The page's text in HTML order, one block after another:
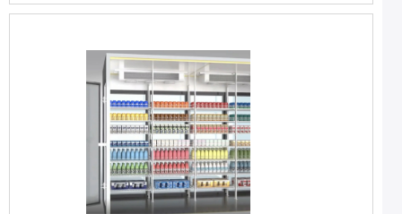
produtos de alto padrão, a empresa conta com
em bom estado, conquistando então a confiança de
todos.A Nova Instruments é uma empresa que tem sido
apontada de forma positiva no segmento pela
idoneidade em tudo que faz, o que garante a melhor
experiência de todos os clientes.